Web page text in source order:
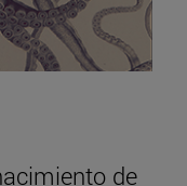
de